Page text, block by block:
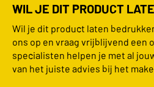
WIL JE DIT PRODUCT
Wil je dit product laten
ons op en vraag vrijblijvend een
specialisten helpen je met al
van het juiste advies bij het